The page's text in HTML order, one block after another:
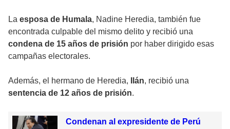
La esposa de Humala, Nadine Heredia, también fue
encontrada culpable del mismo delito y recibió una
condena de 15 años de prisión por haber dirigido esas
campañas electorales.
Además, el hermano de Heredia, Ilán, recibió una
sentencia de 12 años de prisión.
Condenan al expresidente de Perú